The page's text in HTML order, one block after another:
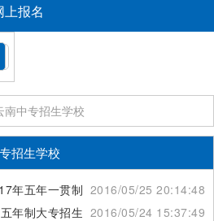
上报名
南中专招生学校
招生学校
年五年一贯制大专招生简章
2016/05/25 20:14:48
年制大专招生简章2016/05/24 15:37:49